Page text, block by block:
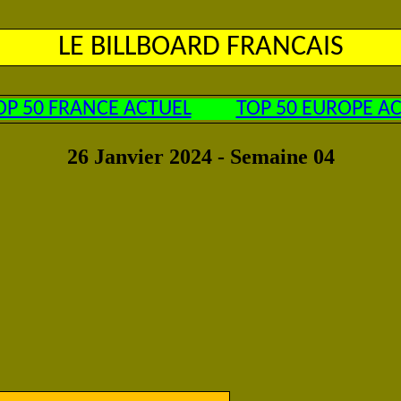
LE BILLBOARD FRANCAIS
50 FRANCE ACTUEL TOP 50 EUROPE
26 Janvier 2024 - Semaine 04